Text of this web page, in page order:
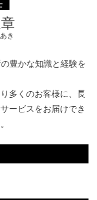
き
豊かな知識と経験を
多くのお客様に、長
ービスをお届けでき